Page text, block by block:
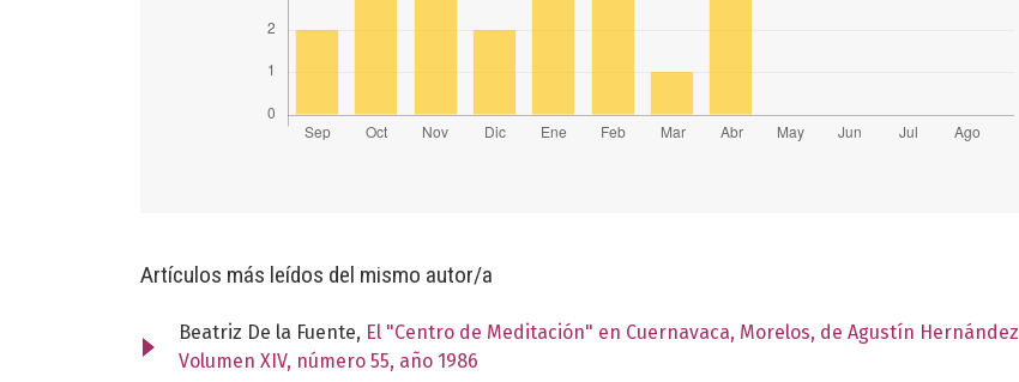
Artículos más leídos del mismo autor/a
Beatriz De la Fuente, El "Centro de Meditación" en Cuernavaca, Morelos, de Agustín Hernández
Volumen XIV, número 55, año 1986